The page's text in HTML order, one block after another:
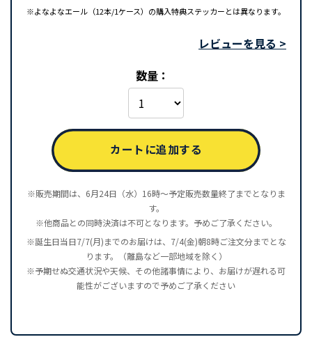
※販売期間は、6月24日（水）16時～予定販売数量終了までとなりま
す。
※他商品との同時決済は不可となります。予めご了承ください。
※誕生日当日7/7(月)までのお届けは、7/4(金)朝8時ご注文分までとな
ります。（離島など一部地域を除く）
※予期せぬ交通状況や天候、その他諸事情により、お届けが遅れる可
能性がございますので予めご了承ください
※よなよなエール（12本/1ケース）の購入特典ステッカーとは異なります。
レビューを見る >
数量：
カートに追加する